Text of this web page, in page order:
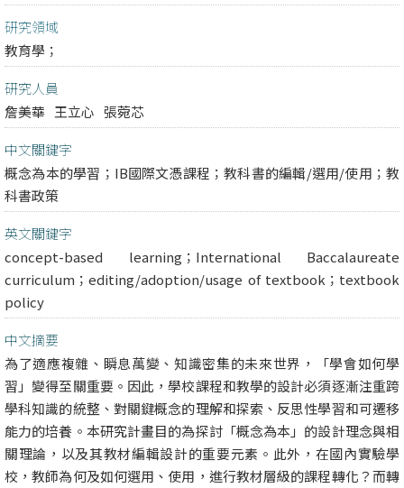
研究領域
教育學；
研究人員
詹美華 王立心 張菀芯
中文關鍵字
概念為本的學習；IB國際文憑課程；教科書的編輯/選用/使用；教
科書政策
英文關鍵字
concept-based learning；International Baccalaureate
curriculum；editing/adoption/usage of textbook；textbook
policy
中文摘要
為了適應複雜、瞬息萬變、知識密集的未來世界，「學會如何學
習」變得至關重要。因此，學校課程和教學的設計必須逐漸注重跨
學科知識的統整、對關鍵概念的理解和探索、反思性學習和可遷移
能力的培養。本研究計畫目的為探討「概念為本」的設計理念與相
關理論，以及其教材編輯設計的重要元素。此外，在國內實驗學
校，教師為何及如何選用、使用，進行教材層級的課程轉化？而轉